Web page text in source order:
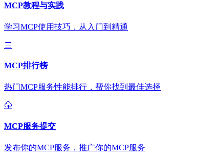
MCP教程与实践
学习MCP使用技巧，从入门到精通
MCP排行榜
热门MCP服务性能排行，帮你找到最佳选择
MCP服务提交
发布你的MCP服务，推广你的MCP服务